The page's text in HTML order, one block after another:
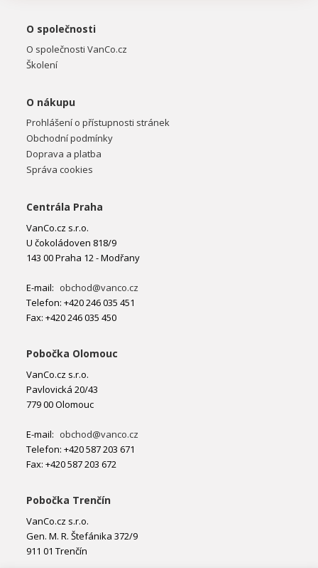
O společnosti
O společnosti VanCo.cz
Školení
O nákupu
Prohlášení o přístupnosti stránek
Obchodní podmínky
Doprava a platba
Správa cookies
Centrála Praha
VanCo.cz s.r.o.
U čokoládoven 818/9
143 00 Praha 12 - Modřany
E-mail: obchod@vanco.cz
Telefon: +420 246 035 451
Fax: +420 246 035 450
Pobočka Olomouc
VanCo.cz s.r.o.
Pavlovická 20/43
779 00 Olomouc
E-mail: obchod@vanco.cz
Telefon: +420 587 203 671
Fax: +420 587 203 672
Pobočka Trenčín
VanCo.cz s.r.o.
Gen. M. R. Štefánika 372/9
911 01 Trenčín